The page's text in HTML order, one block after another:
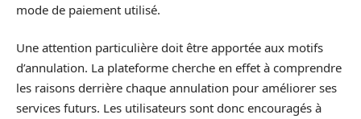
mode de paiement utilisé.
Une attention particulière doit être apportée aux motifs
d’annulation. La plateforme cherche en effet à comprendre
les raisons derrière chaque annulation pour améliorer ses
services futurs. Les utilisateurs sont donc encouragés à